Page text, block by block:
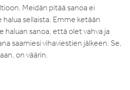
Meidän pitää sanoa ei
halua sellaista. Emme ketään
haluan sanoa, että olet vahva ja
saamiesi vihaviestien jälkeen. Se,
on väärin.